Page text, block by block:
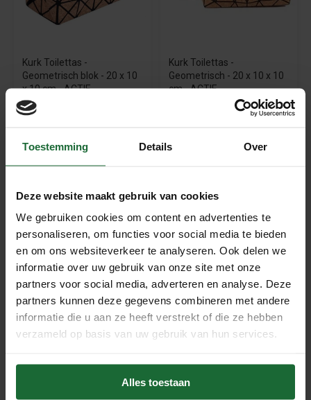
Toestemming Details Over
Deze website maakt gebruik van cookies
We gebruiken cookies om content en advertenties te
personaliseren, om functies voor social media te bieden
en om ons websiteverkeer te analyseren. Ook delen we
informatie over uw gebruik van onze site met onze
partners voor social media, adverteren en analyse. Deze
partners kunnen deze gegevens combineren met andere
informatie die u aan ze heeft verstrekt of die ze hebben
verzameld op basis van uw gebruik van hun services.
Alles toestaan
Kurk Toilettas -
Geometrisch blok - 20 x 10
x 10 cm - ACTIE
€19,95
Kurk Toilettas -
Geometrisch - 20 x 10 x 10
cm - ACTIE
€12,95
Sale
Kurk Portemonnee -
Geometrisch - Dames
groot - 19 x 10 cm
€24,50 €19,95
Beschrijving
Deze stijlvolle make-up tas van kurk textiel combineert